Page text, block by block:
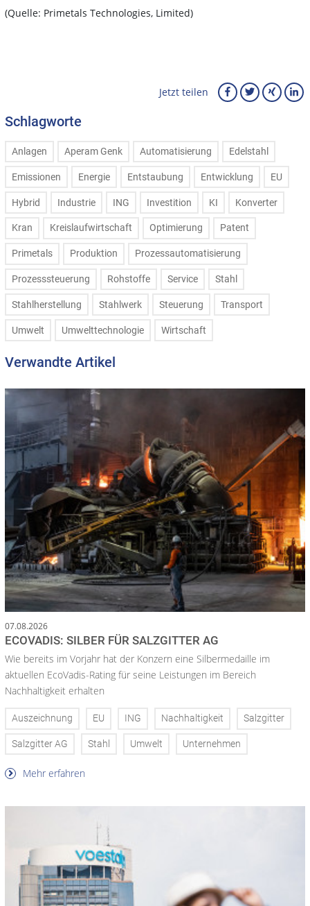
(Quelle: Primetals Technologies, Limited)
Jetzt teilen
Schlagworte
Anlagen Aperam Genk Automatisierung Edelstahl
Emissionen Energie Entstaubung Entwicklung EU
Hybrid Industrie ING Investition KI Konverter
Kran Kreislaufwirtschaft Optimierung Patent
Primetals Produktion Prozessautomatisierung
Prozesssteuerung Rohstoffe Service Stahl
Stahlherstellung Stahlwerk Steuerung Transport
Umwelt Umwelttechnologie Wirtschaft
Verwandte Artikel
07.08.2026
ECOVADIS: SILBER FÜR SALZGITTER AG
Wie bereits im Vorjahr hat der Konzern eine Silbermedaille im
aktuellen EcoVadis-Rating für seine Leistungen im Bereich
Nachhaltigkeit erhalten
Auszeichnung EU ING Nachhaltigkeit Salzgitter
Salzgitter AG Stahl Umwelt Unternehmen
Mehr erfahren